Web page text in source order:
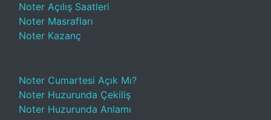
Noter Açılış Saatleri
Noter Masrafları
Noter Kazanç
Noter Cumartesi Açık Mı?
Noter Huzurunda Çekiliş
Noter Huzurunda Anlamı